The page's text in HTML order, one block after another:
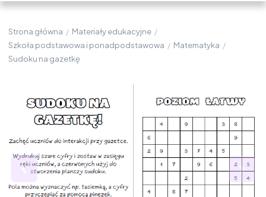
Strona główna / Materiały edukacyjne /
Szkoła podstawowa i ponadpodstawowa / Matematyka /
Sudoku na gazetkę